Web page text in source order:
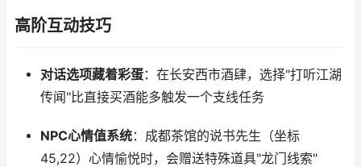
高阶互动技巧
对话选项藏着彩蛋：在长安西市酒肆，选择"打听江湖
传闻"比直接买酒能多触发一个支线任务
NPC心情值系统：成都茶馆的说书先生（坐标
45,22）心情愉悦时，会赠送特殊道具"龙门线索"